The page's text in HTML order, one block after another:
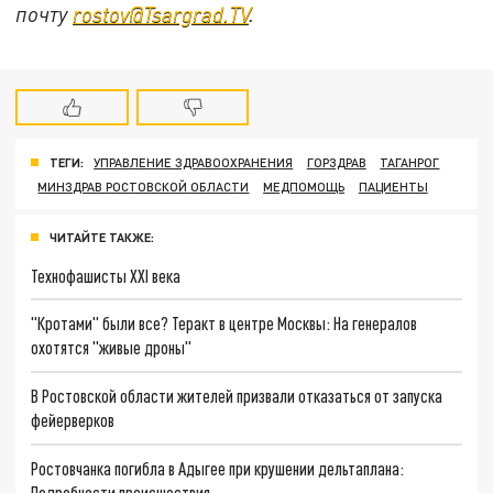
почту rostov@Tsargrad.ТV.
ТЕГИ: УПРАВЛЕНИЕ ЗДРАВООХРАНЕНИЯ ГОРЗДРАВ
ТАГАНРОГ
МИНЗДРАВ РОСТОВСКОЙ ОБЛАСТИ
МЕДПОМОЩЬ ПАЦИЕНТЫ
ЧИТАЙТЕ ТАКЖЕ:
Технофашисты XXI века
"Кротами" были все? Теракт в центре Москвы: На генералов
охотятся "живые дроны"
В Ростовской области жителей призвали отказаться от запуска
фейерверков
Ростовчанка погибла в Адыгее при крушении дельтаплана: